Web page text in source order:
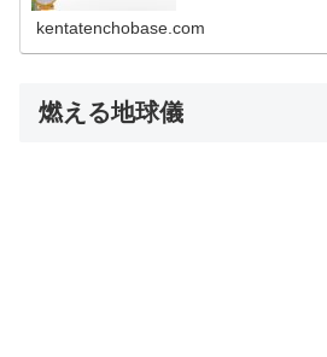
kentatenchobase.com
燃える地球儀